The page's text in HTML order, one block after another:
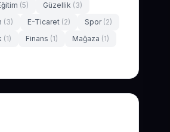
(5) Güzellik (3)
(3) E-Ticaret (2) Spor (2)
(1) Finans (1) Mağaza (1)